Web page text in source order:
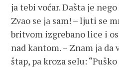
ja tebi voćar. Dašta je
Zvao se ja sam! – ljuti se
britvom izgrebano lice i
nad kantom. – Znam ja da
štap, pa kroza selu: